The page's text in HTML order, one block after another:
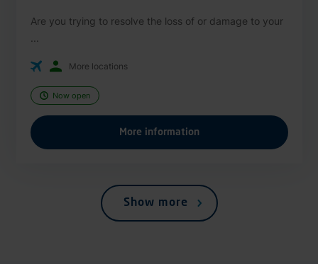
Are you trying to resolve the loss of or damage to your
More locations
Now open
More information
Show more